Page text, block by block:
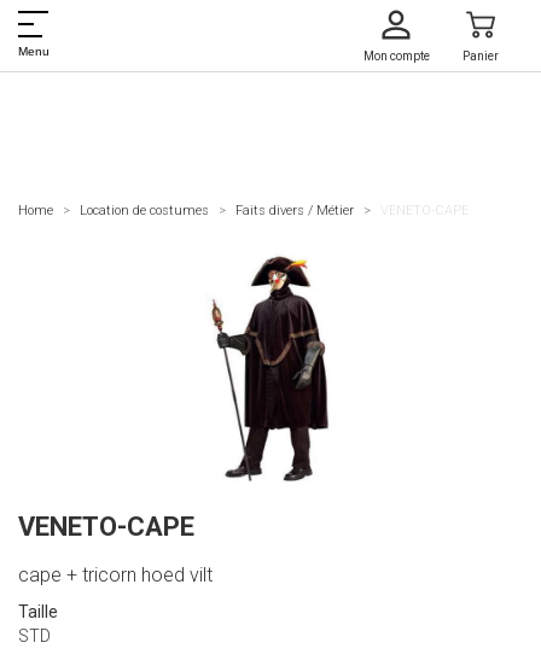
Menu Mon compte Panier
Home Location de costumes Faits divers / Métier VENETO-CAPE
VENETO-CAPE
cape + tricorn hoed vilt
Taille
STD